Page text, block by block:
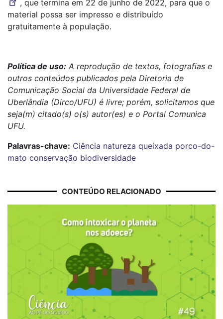
, que termina em 22 de junho de 2022, para que o
material possa ser impresso e distribuído
gratuitamente à população.
Política de uso: A reprodução de textos, fotografias e
outros conteúdos publicados pela Diretoria de
Comunicação Social da Universidade Federal de
Uberlândia (Dirco/UFU) é livre; porém, solicitamos que
seja(m) citado(s) o(s) autor(es) e o Portal Comunica
UFU.
Palavras-chave: Ciência natureza queixada porco-do-
mato conservação biodiversidade
CONTEÚDO RELACIONADO